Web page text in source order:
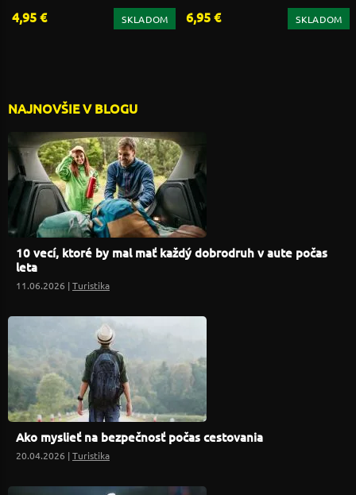
4,95 € SKLADOM 6,95 € SKLADOM
NAJNOVŠIE V BLOGU
10 vecí, ktoré by mal mať každý dobrodruh v aute počas
leta
11.06.2026 |Turistika
Ako myslieť na bezpečnosť počas cestovania
20.04.2026 |Turistika